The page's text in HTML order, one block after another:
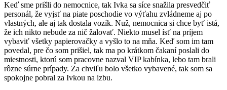
Keď sme prišli do nemocnice, tak Ivka sa síce snažila presvedčiť
personál, že vyjsť na piate poschodie vo výťahu zvládneme aj po
vlastných, ale aj tak dostala vozík. Nuž, nemocnica si chce byť istá,
že ich nikto nebude za nič žalovať. Niekto musel ísť na príjem
vybaviť všetky papierovačky a vyšlo to na mňa. Keď som im tam
povedal, pre čo som prišiel, tak ma po krátkom čakaní poslali do
miestnosti, ktorú som pracovne nazval VIP kabínka, lebo tam brali
rôzne súrne prípady. Za chviľu bolo všetko vybavené, tak som sa
spokojne pobral za Ivkou na izbu.